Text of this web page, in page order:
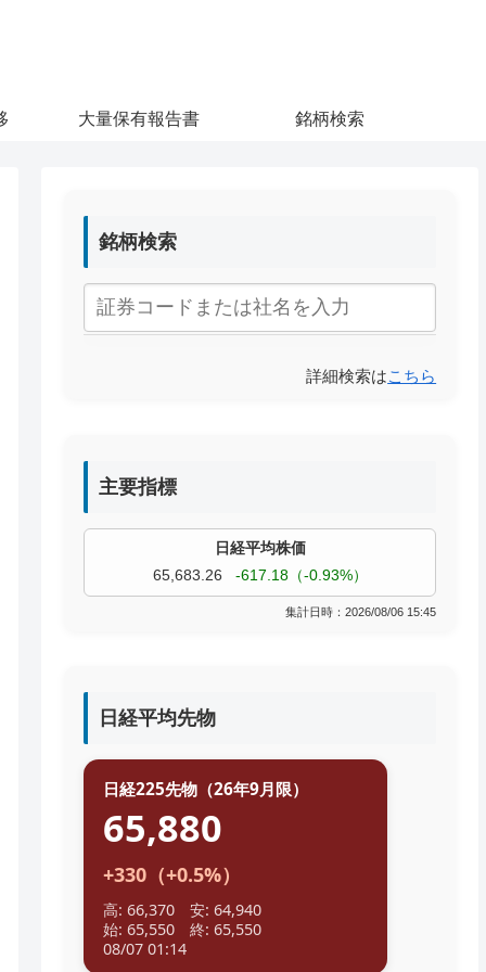
大量保有報告書 銘柄検索
過去株価
銘柄検索
詳細検索はこちら
主要指標
TOPIX
4,055.85
+9.68（+0.24%）
集計日時：2026/08/06 15:45
日経平均先物
日経225先物（26年9月限）
65,880
+330（+0.5%）
高: 66,370 安: 64,940
始: 65,550 終: 65,550
08/07 01:14